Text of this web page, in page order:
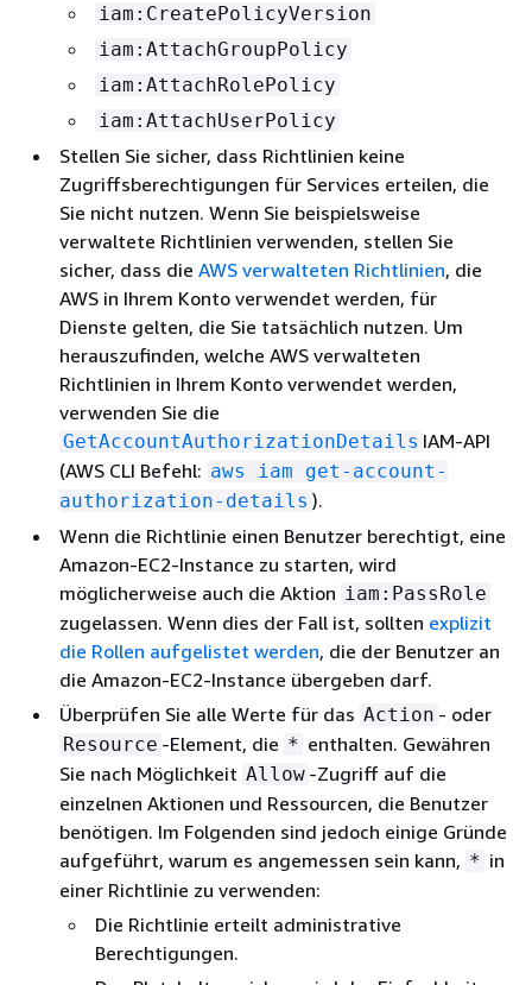
iam:CreatePolicyVersion
iam:AttachGroupPolicy
iam:AttachRolePolicy
iam:AttachUserPolicy
Stellen Sie sicher, dass Richtlinien keine
Zugriffsberechtigungen für Services erteilen, die
Sie nicht nutzen. Wenn Sie beispielsweise
verwaltete Richtlinien verwenden, stellen Sie
sicher, dass die AWS verwalteten Richtlinien, die
AWS in Ihrem Konto verwendet werden, für
Dienste gelten, die Sie tatsächlich nutzen. Um
herauszufinden, welche AWS verwalteten
Richtlinien in Ihrem Konto verwendet werden,
verwenden Sie die
GetAccountAuthorizationDetails IAM-API
(AWS CLI Befehl: aws iam get-account-
authorization-details ).
Wenn die Richtlinie einen Benutzer berechtigt, eine
Amazon-EC2-Instance zu starten, wird
möglicherweise auch die Aktion iam:PassRole
zugelassen. Wenn dies der Fall ist, sollten explizit
die Rollen aufgelistet werden, die der Benutzer an
die Amazon-EC2-Instance übergeben darf.
Überprüfen Sie alle Werte für das Action - oder
Resource -Element, die * enthalten. Gewähren
Sie nach Möglichkeit Allow -Zugriff auf die
einzelnen Aktionen und Ressourcen, die Benutzer
benötigen. Im Folgenden sind jedoch einige Gründe
aufgeführt, warum es angemessen sein kann, * in
einer Richtlinie zu verwenden:
Die Richtlinie erteilt administrative
Berechtigungen.